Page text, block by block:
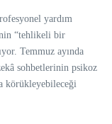
yardım
“tehlikeli bir
Temmuz ayında
sohbetlerinin psikoz
körükleyebileceği